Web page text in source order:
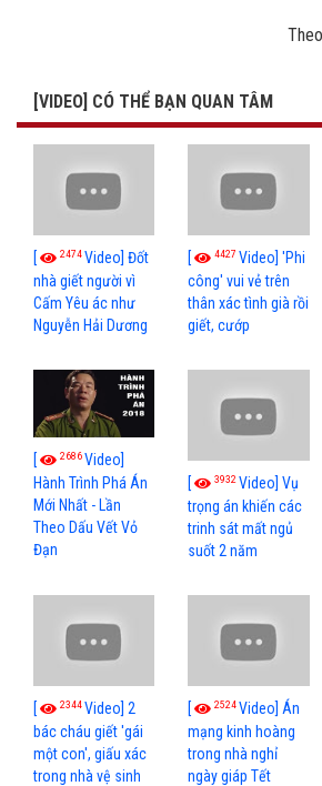
[VIDEO] CÓ THỂ BẠN QUAN TÂM
[ 2474Video] Đốt
nhà giết người vì
Cấm Yêu ác như
Nguyễn Hải Dương
[ 4427Video] 'Phi
công' vui vẻ trên
thân xác tình già rồi
giết, cướp
[ 2686Video]
Hành Trình Phá Án
Mới Nhất - Lần
Theo Dấu Vết Vỏ
Đạn
[ 3932Video] Vụ
trọng án khiến các
trinh sát mất ngủ
suốt 2 năm
[ 2344Video] 2
bác cháu giết 'gái
một con', giấu xác
trong nhà vệ sinh
[ 2524Video] Án
mạng kinh hoàng
trong nhà nghỉ
ngày giáp Tết